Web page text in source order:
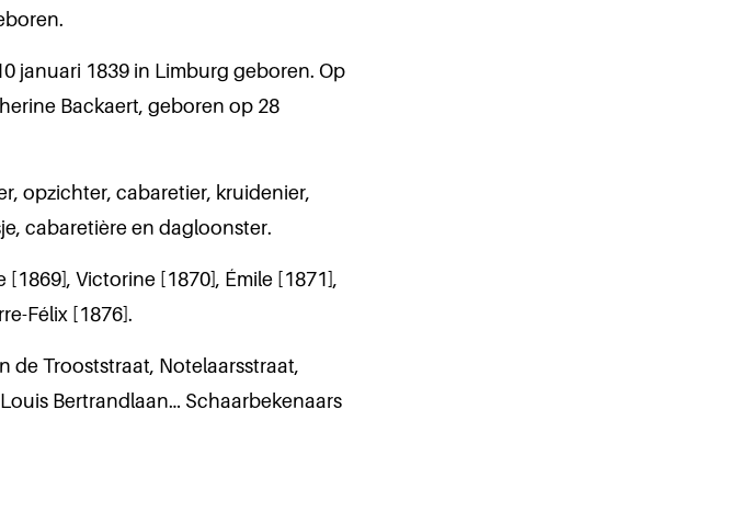
januari 1839 in Limburg geboren. Op
Backaert, geboren op 28
opzichter, cabaretier, kruidenier,
cabaretière en dagloonster.
Victorine [1870], Émile [1871],
Félix [1876].
de Trooststraat, Notelaarsstraat,
Bertrandlaan… Schaarbekenaars